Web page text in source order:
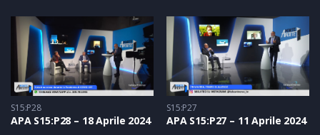
S15:P28
APA S15:P28 – 18 Aprile 2024
S15:P27
APA S15:P27 – 11 Aprile 2024